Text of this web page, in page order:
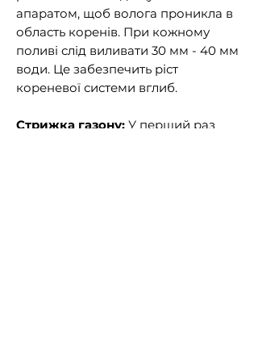
апаратом, щоб волога проникла в
область коренів. При кожному
поливі слід виливати 30 мм - 40 мм
води. Це забезпечить ріст
кореневої системи вглиб.
Cтрижка газону: У перший раз